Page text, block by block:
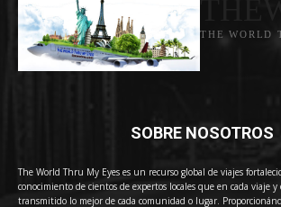
THE WORLD
SOBRE NOSOTROS
The World Thru My Eyes es un recurso global de viajes
conocimiento de cientos de expertos locales que en cada viaje
transmitido lo mejor de cada comunidad o lugar.